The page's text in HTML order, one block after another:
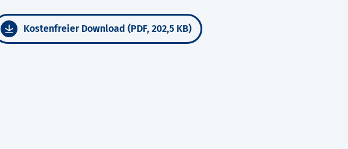
Kostenfreier Download (PDF, 202,5 KB)